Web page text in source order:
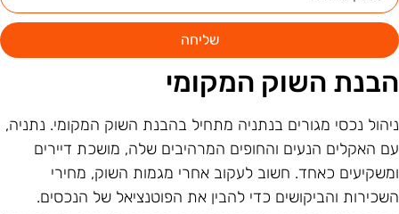
שליחה
השוק המקומי
נכסי מגורים בנתניה מתחיל בהבנת השוק המקומי. נתניה,
האקלים הנעים והחופים המרהיבים שלה, מושכת דיירים
כאחד. חשוב לעקוב אחרי מגמות השוק, מחירי
והביקושים כדי להבין את הפוטנציאל של הנכסים.